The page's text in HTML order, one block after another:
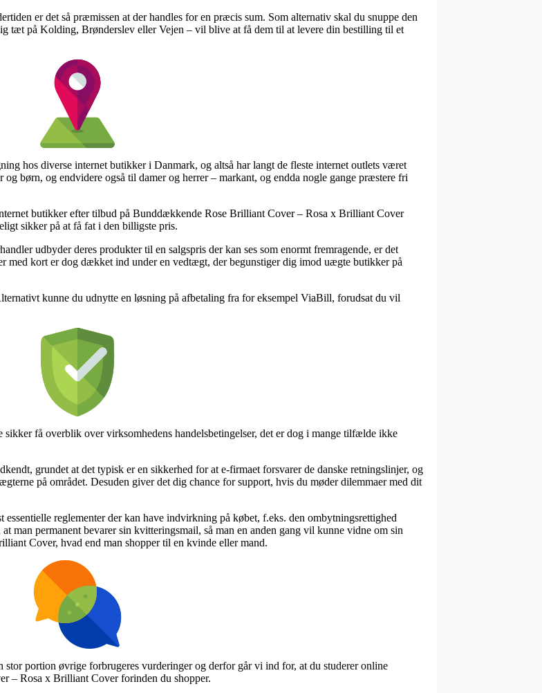
er det så præmissen at der handles for en præcis sum. Som alternativ skal du snuppe den
tæt på Kolding, Brønderslev eller Vejen – vil blive at få dem til at levere din bestilling til et
hos diverse internet butikker i Danmark, og altså har langt de fleste internet outlets været
børn, og endvidere også til damer og herrer – markant, og endda nogle gange præstere fri
butikker efter tilbud på Bunddækkende Rose Brilliant Cover – Rosa x Brilliant Cover
sikker på at få fat i den billigste pris.
udbyder deres produkter til en salgspris der kan ses som enormt fremragende, er det
med kort er dog dækket ind under en vedtægt, der begunstiger dig imod uægte butikker på
kunne du udnytte en løsning på afbetaling fra for eksempel ViaBill, forudsat du vil
få overblik over virksomhedens handelsbetingelser, det er dog i mange tilfælde ikke
grundet at det typisk er en sikkerhed for at e-firmaet forsvarer de danske retningslinjer, og
på området. Desuden giver det dig chance for support, hvis du møder dilemmaer med dit
essentielle reglementer der kan have indvirkning på købet, f.eks. den ombytningsrettighed
man permanent bevarer sin kvitteringsmail, så man en anden gang vil kunne vidne om sin
Cover, hvad end man shopper til en kvinde eller mand.
portion øvrige forbrugeres vurderinger og derfor går vi ind for, at du studerer online
– Rosa x Brilliant Cover forinden du shopper.